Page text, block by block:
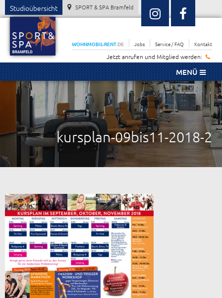
Studioübersicht SPORT & SPA Bramfeld
WOHNMOBIL-RENT.DE Jobs Service / FAQ Kontakt
Jetzt anrufen und Mitglied werden:
MENÜ
kursplan-09bis11-2018-2